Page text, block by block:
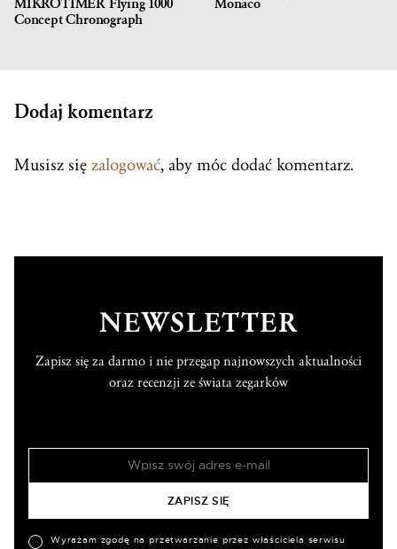
MIKROTIMER Flying 1000
Concept Chronograph
Monaco
Dodaj komentarz
Musisz się zalogować, aby móc dodać komentarz.
NEWSLETTER
Zapisz się za darmo i nie przegap najnowszych aktualności
oraz recenzji ze świata zegarków
Wyrażam zgodę na przetwarzanie przez właściciela serwisu